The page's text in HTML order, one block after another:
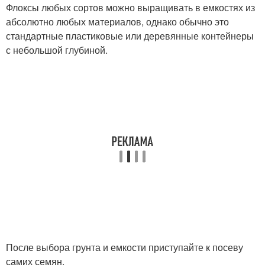
Флоксы любых сортов можно выращивать в емкостях из
абсолютно любых материалов, однако обычно это
стандартные пластиковые или деревянные контейнеры
с небольшой глубиной.
После выбора грунта и емкости приступайте к посеву
самих семян.